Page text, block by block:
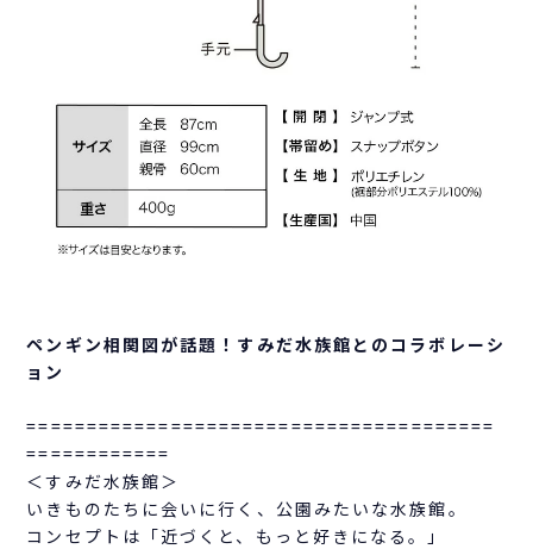
ペンギン相関図が話題！すみだ水族館とのコラボレーシ
ョン
=======================================
============
＜すみだ水族館＞
いきものたちに会いに行く、公園みたいな水族館。
コンセプトは「近づくと、もっと好きになる。」